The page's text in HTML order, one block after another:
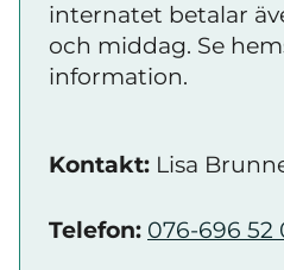
internatet betalar
och middag. Se
information.
Kontakt: Lisa
Telefon: 076-696 52